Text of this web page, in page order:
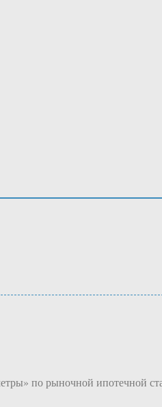
по рыночной ипотечной